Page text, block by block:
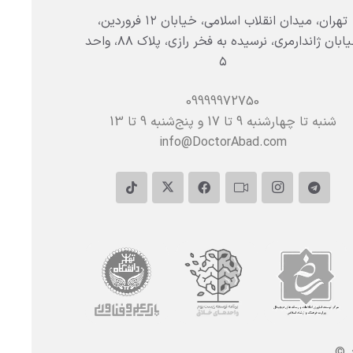
تهران، میدان انقلاب اسلامی، خیابان ۱۲ فروردین،
خیابان ژاندارمری، نرسیده به فخر رازی، پلاک ۸۸، واحد
۵
09999972750
شنبه تا چهارشنبه 9 تا 17 و پنج‌شنبه‌ 9 تا 13
info@DoctorAbad.com